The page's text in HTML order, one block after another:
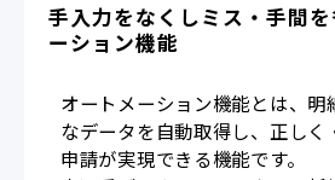
手入力をなくしミス・手間
ーション機能
オートメーション機能とは、明
なデータを自動取得し、正しく
申請が実現できる機能です。